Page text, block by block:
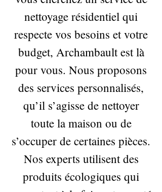
nettoyage résidentiel qui
respecte vos besoins et votre
budget, Archambault est là
pour vous. Nous proposons
des services personnalisés,
qu’il s’agisse de nettoyer
toute la maison ou de
s’occuper de certaines pièces.
Nos experts utilisent des
produits écologiques qui